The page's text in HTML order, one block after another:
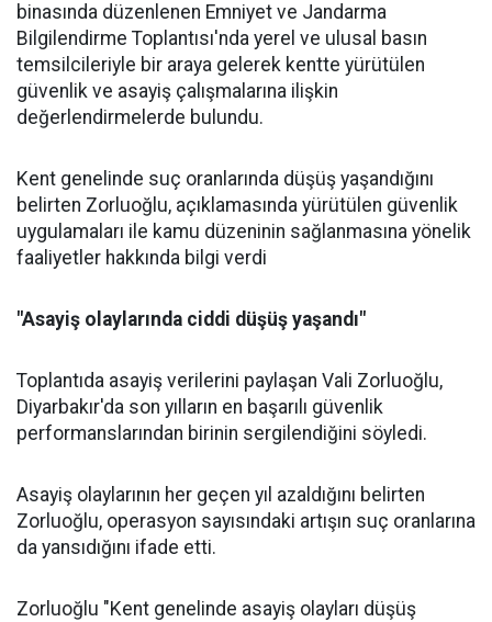
binasında düzenlenen Emniyet ve Jandarma
Bilgilendirme Toplantısı'nda yerel ve ulusal basın
temsilcileriyle bir araya gelerek kentte yürütülen
güvenlik ve asayiş çalışmalarına ilişkin
değerlendirmelerde bulundu.
Kent genelinde suç oranlarında düşüş yaşandığını
belirten Zorluoğlu, açıklamasında yürütülen güvenlik
uygulamaları ile kamu düzeninin sağlanmasına yönelik
faaliyetler hakkında bilgi verdi
"Asayiş olaylarında ciddi düşüş yaşandı"
Toplantıda asayiş verilerini paylaşan Vali Zorluoğlu,
Diyarbakır'da son yılların en başarılı güvenlik
performanslarından birinin sergilendiğini söyledi.
Asayiş olaylarının her geçen yıl azaldığını belirten
Zorluoğlu, operasyon sayısındaki artışın suç oranlarına
da yansıdığını ifade etti.
Zorluoğlu "Kent genelinde asayiş olayları düşüş